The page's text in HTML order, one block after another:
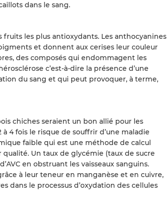
dans le sang.
les plus antioxydants. Les anthocyanines
et donnent aux cerises leur couleur
des composés qui endommagent les
c’est-à-dire la présence d’une
du sang et qui peut provoquer, à terme,
chiches seraient un bon allié pour les
4 fois le risque de souffrir d’une maladie
faible qui est une méthode de calcul
Un taux de glycémie (taux de sucre
en obstruant les vaisseaux sanguins.
à leur teneur en manganèse et en cuivre,
dans le processus d’oxydation des cellules